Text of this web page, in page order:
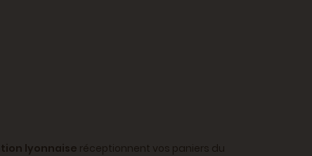
lyonnaise réceptionnent vos paniers du